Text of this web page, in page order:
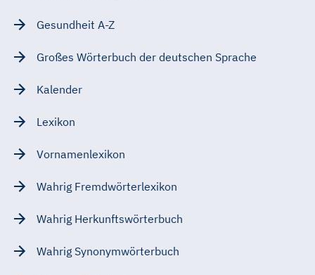
Gesundheit A-Z
Großes Wörterbuch der deutschen Sprache
Kalender
Lexikon
Vornamenlexikon
Wahrig Fremdwörterlexikon
Wahrig Herkunftswörterbuch
Wahrig Synonymwörterbuch